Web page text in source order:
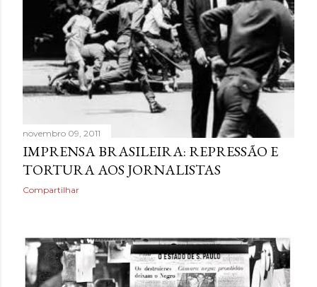
novembro 09, 2011
IMPRENSA BRASILEIRA: REPRESSÃO E
TORTURA AOS JORNALISTAS
Compartilhar